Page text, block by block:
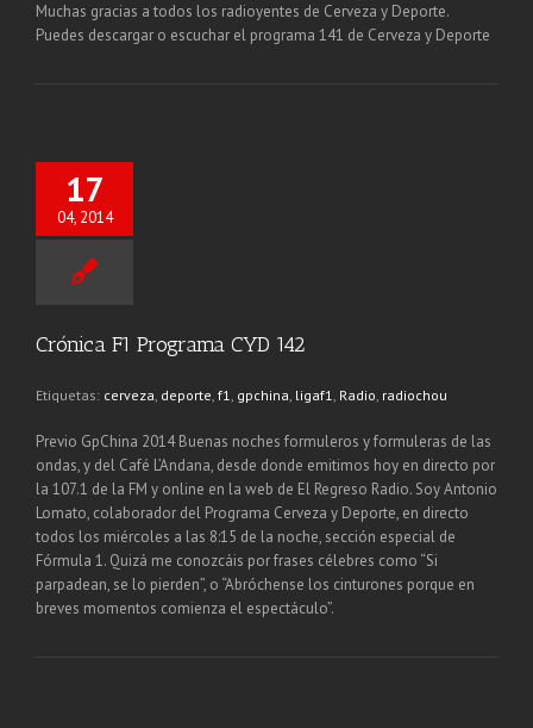
Muchas gracias a todos los radioyentes de Cerveza y Deporte.
Puedes descargar o escuchar el programa 141 de Cerveza y Deporte
17
04, 2014
Crónica F1 Programa CYD 142
Etiquetas: cerveza, deporte, f1, gpchina, ligaf1, Radio, radiochou
Previo GpChina 2014 Buenas noches formuleros y formuleras de las
ondas, y del Café L’Andana, desde donde emitimos hoy en directo por
la 107.1 de la FM y online en la web de El Regreso Radio. Soy Antonio
Lomato, colaborador del Programa Cerveza y Deporte, en directo
todos los miércoles a las 8:15 de la noche, sección especial de
Fórmula 1. Quizá me conozcáis por frases célebres como “Si
parpadean, se lo pierden”, o “Abróchense los cinturones porque en
breves momentos comienza el espectáculo”.